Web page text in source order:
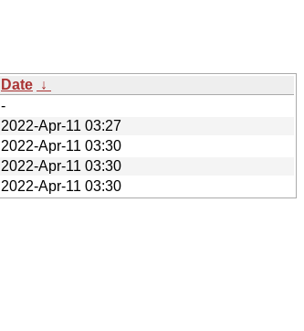
Date ↓
-
2022-Apr-11 03:27
2022-Apr-11 03:30
2022-Apr-11 03:30
2022-Apr-11 03:30